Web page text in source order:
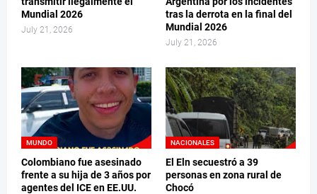
Mundial 2026
July 21, 2026
tras la derrota en la final del
Mundial 2026
July 21, 2026
MUNDO
Colombiano fue asesinado
frente a su hija de 3 años por
agentes del ICE en EE.UU.
NACIONALES
El Eln secuestró a 39
personas en zona rural de
Chocó